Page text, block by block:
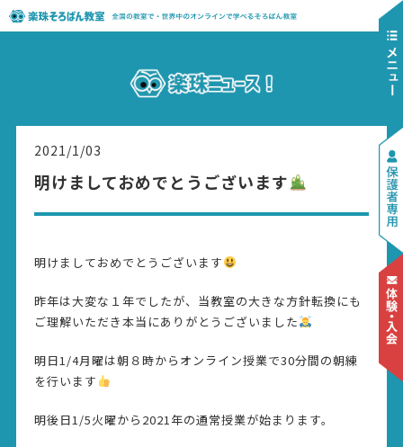
2021/1/03
明けましておめでとうございます
明けましておめでとうございます
昨年は大変な１年でしたが、当教室の大きな方針転換にも
ご理解いただき本当にありがとうございました
明日1/4月曜は朝８時からオンライン授業で30分間の朝練
を行います
明後日1/5火曜から2021年の通常授業が始まります。